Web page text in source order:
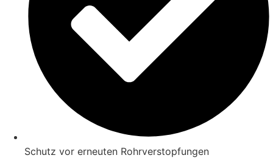
Schutz vor erneuten Rohrverstopfungen